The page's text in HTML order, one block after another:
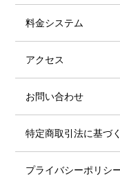
料金システム
アクセス
お問い合わせ
特定商取引法に基づ
プライバシーポリシ